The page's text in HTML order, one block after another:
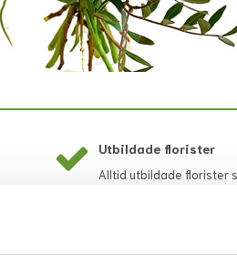
Utbildade florister
Alltid utbildade florister